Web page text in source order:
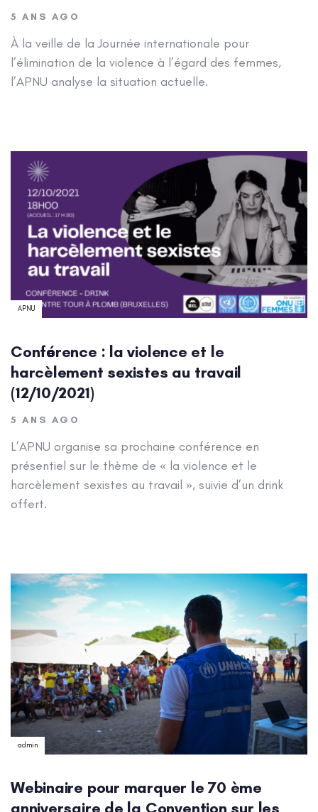
5 ANS AGO
À la veille de la Journée internationale pour
l’élimination de la violence à l’égard des femmes,
l’APNU analyse la situation actuelle.
APNU
Conférence : la violence et le
harcèlement sexistes au travail
(12/10/2021)
5 ANS AGO
L’APNU organise sa prochaine conférence en
présentiel sur le thème de « la violence et le
harcèlement sexistes au travail », suivie d’un drink
offert.
Author:
admin
Webinaire pour marquer le 70 ème